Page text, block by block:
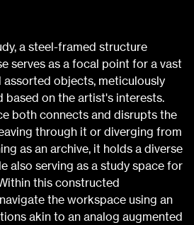
a steel-framed structure
serves as a focal point for a vast
objects, meticulously
based on the artist's interests.
both connects and disrupts the
through it or diverging from
as an archive, it holds a diverse
also serving as a study space for
this constructed
the workspace using an
akin to an analog augmented